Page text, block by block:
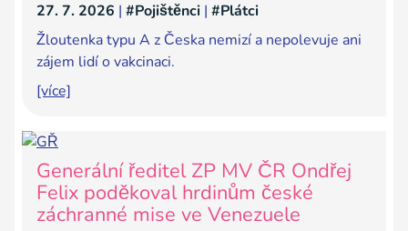
27. 7. 2026 | #Pojištěnci | #Plátci
Žloutenka typu A z Česka nemizí a nepolevuje ani
zájem lidí o vakcinaci.
[více]
Generální ředitel ZP MV ČR Ondřej
Felix poděkoval hrdinům české
záchranné mise ve Venezuele